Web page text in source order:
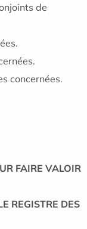
de
concernées.
FAIRE VALOIR
REGISTRE DES